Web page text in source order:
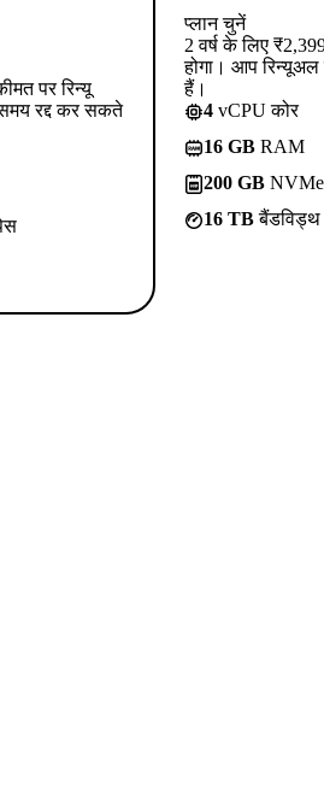
पर रिन्यू
रद्द कर सकते
प्लान चुनें
2 वर्ष के लिए
होगा। आप
हैं।
4 vCPU कोर
16 GB RAM
200 GB
16 TBबैंडविड्थ